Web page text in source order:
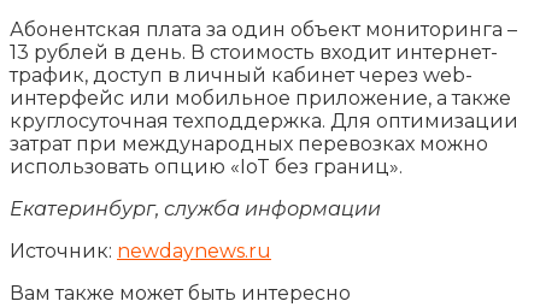
Абонентская плата за один объект мониторинга –
13 рублей в день. В стоимость входит интернет-
трафик, доступ в личный кабинет через web-
интерфейс или мобильное приложение, а также
круглосуточная техподдержка. Для оптимизации
затрат при международных перевозках можно
использовать опцию «IoT без границ».
Екатеринбург, служба информации
Источник: newdaynews.ru
Вам также может быть интересно